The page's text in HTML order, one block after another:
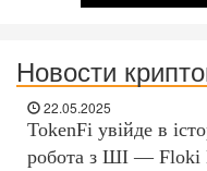
Новости
22.05.2025
TokenFi увійде в
робота з ШІ — Floki